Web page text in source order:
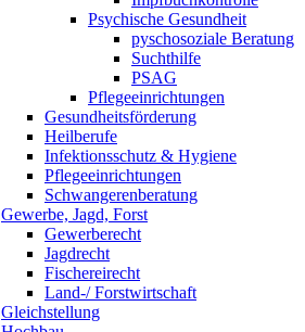
Psychische Gesundheit
pyschosoziale Beratung
Suchthilfe
PSAG
Pflegeeinrichtungen
Gesundheitsförderung
Heilberufe
Infektionsschutz & Hygiene
Pflegeeinrichtungen
Schwangerenberatung
Gewerbe, Jagd, Forst
Gewerberecht
Jagdrecht
Fischereirecht
Land-/ Forstwirtschaft
Gleichstellung